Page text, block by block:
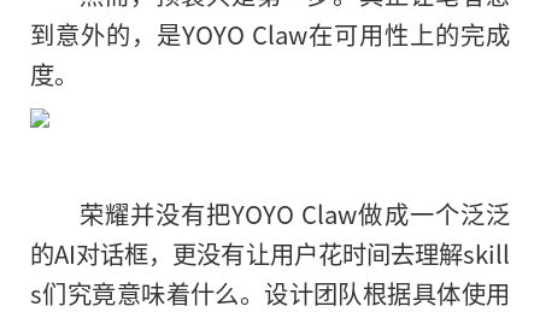
到意外的，是YOYO Claw在可用性上的完成
度。
荣耀并没有把YOYO Claw做成一个泛泛
的AI对话框，更没有让用户花时间去理解skill
s们究竟意味着什么。设计团队根据具体使用